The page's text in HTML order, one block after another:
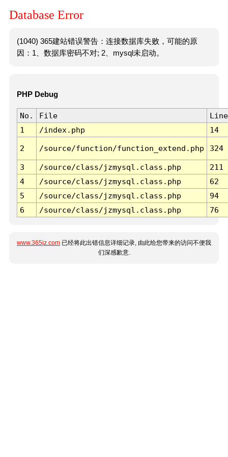
Database Error
(1040) 365建站错误警告：连接数据库失败，可能的原
因：1、数据库密码不对; 2、mysql未启动。
PHP Debug
No. File
Line
1
/index.php 14
2 /source/function/function_extend.php 324
3 /source/class/jzmysql.class.php
211
4
/source/class/jzmysql.class.php
62
5
/source/class/jzmysql.class.php
94
6
/source/class/jzmysql.class.php 76
www.365jz.com 已经将此出错信息详细记录, 由此给您带来的访问不便我
们深感歉意.